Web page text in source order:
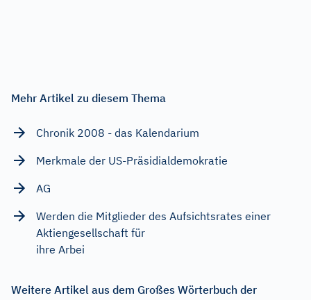
Mehr Artikel zu diesem Thema
Chronik 2008 - das Kalendarium
Merkmale der US-Präsidialdemokratie
AG
Werden die Mitglieder des Aufsichtsrates einer
Aktiengesellschaft für
ihre Arbei
Weitere Artikel aus dem Großes Wörterbuch der